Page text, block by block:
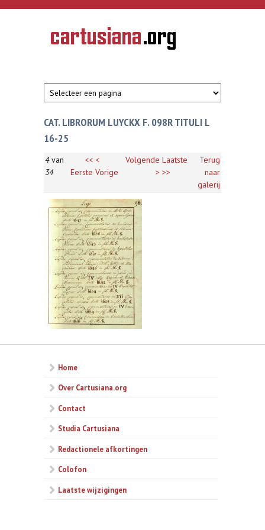
Overslaan en naar de inhoud gaan
CARTUSIANA
Geschiedenis
van de
CAT. LIBRORUM LUYCKX F. 098R TITULI L
16-25
4van
34
<<
Eerste
<
Vorige
Volgende
>
Laatste
>>
Terug
naar
galerij
Home
Over Cartusiana.org
Contact
Studia Cartusiana
Redactionele afkortingen
Colofon
Laatste wijzigingen